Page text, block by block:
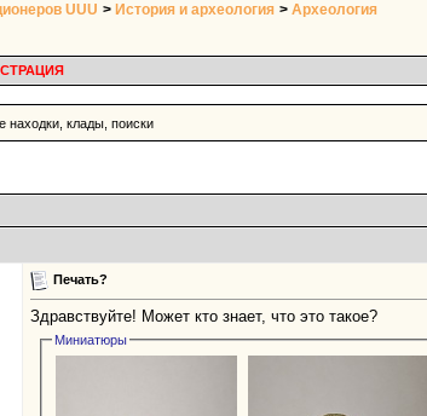
UUU > История и археология > Археология
находки, клады, поиски
Печать?
Здравствуйте! Может кто знает, что это такое?
Миниатюры